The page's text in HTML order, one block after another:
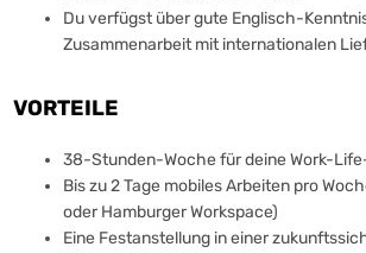
Du verfügst über gute Englisch-
Zusammenarbeit mit internationalen
VORTEILE
38-Stunden-Woche für deine Work-
Bis zu 2 Tage mobiles Arbeiten pro
oder Hamburger Workspace)
Eine Festanstellung in einer